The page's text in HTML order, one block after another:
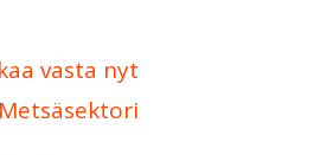
vasta nyt